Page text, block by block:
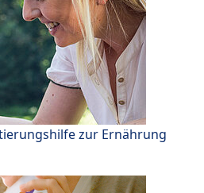
zur Ernährung